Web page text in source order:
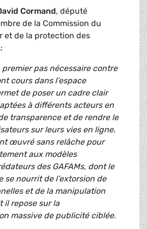
Cormand, député
de la Commission du
et de la protection des
premier pas nécessaire contre
cours dans l’espace
de poser un cadre clair
à différents acteurs en
transparence et de rendre le
sur leurs vies en ligne.
œuvré sans relâche pour
aux modèles
des GAFAMs, dont le
se nourrit de l’extorsion de
et de la manipulation
il repose sur la
massive de publicité ciblée.